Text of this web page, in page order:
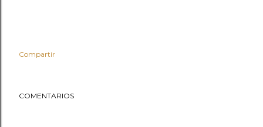
Compartir
COMENTARIOS